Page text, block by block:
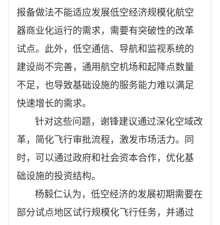
报备做法不能适应发展低空经济规模化航空
器商业化运行的需求，需要有突破性的改革
试点。此外，低空通信、导航和监视系统的
建设尚不完善，通用航空机场和起降点数量
不足，也导致基础设施的服务能力难以满足
快速增长的需求。
针对这些问题，谢锋建议通过深化空域改
革，简化飞行审批流程，激发市场活力。同
时，可以通过政府和社会资本合作，优化基
础设施的投资结构。
杨毅仁认为，低空经济的发展初期需要在
部分试点地区试行规模化飞行任务，并通过